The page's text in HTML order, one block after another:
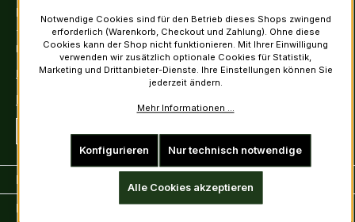
Kontakt
Tel: +49 (0)6222-388030
Fax: +49 (0)6222-388031
E-Mail: info@kiltsandmore.com
Kontaktformular
Vertrag widerrufen
Kunden Informationen
Rechtliche Informationen
Notwendige Cookies sind für den Betrieb dieses Shops zwingend
erforderlich (Warenkorb, Checkout und Zahlung). Ohne diese
Cookies kann der Shop nicht funktionieren. Mit Ihrer Einwilligung
verwenden wir zusätzlich optionale Cookies für Statistik,
Marketing und Drittanbieter-Dienste. Ihre Einstellungen können Sie
jederzeit ändern.
Mehr Informationen ...
Nur technisch notwendige
Konfigurieren
Alle Cookies akzeptieren